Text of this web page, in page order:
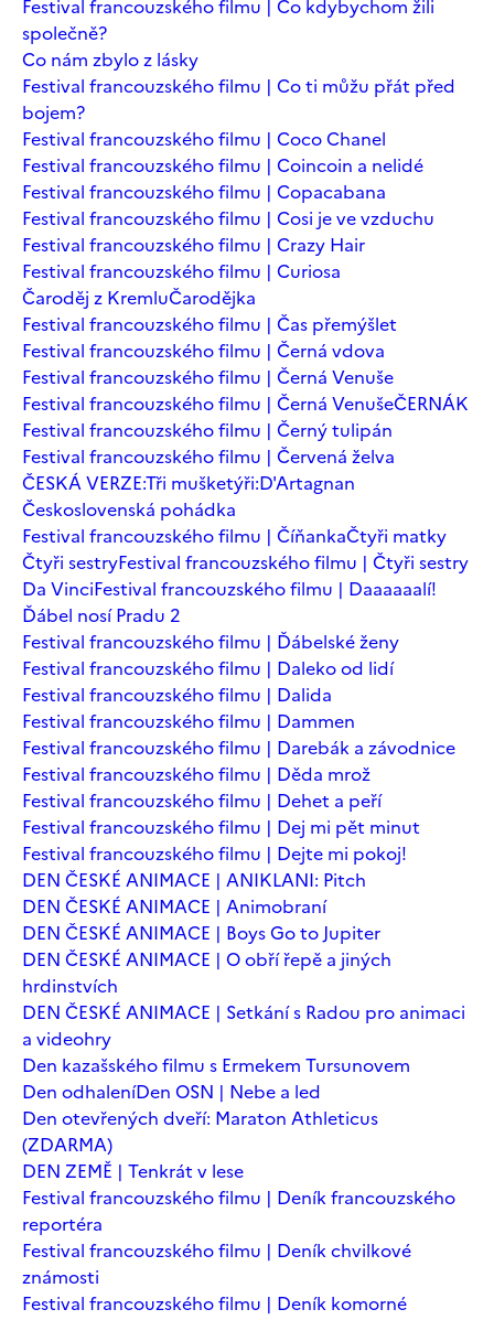
Festival francouzského filmu | Co kdybychom žili
společně?
Co nám zbylo z lásky
Festival francouzského filmu | Co ti můžu přát před
bojem?
Festival francouzského filmu | Coco Chanel
Festival francouzského filmu | Coincoin a nelidé
Festival francouzského filmu | Copacabana
Festival francouzského filmu | Cosi je ve vzduchu
Festival francouzského filmu | Crazy Hair
Festival francouzského filmu | Curiosa
Čaroděj z KremluČarodějka
Festival francouzského filmu | Čas přemýšlet
Festival francouzského filmu | Černá vdova
Festival francouzského filmu | Černá Venuše
Festival francouzského filmu | Černá VenušeČERNÁK
Festival francouzského filmu | Černý tulipán
Festival francouzského filmu | Červená želva
ČESKÁ VERZE:Tři mušketýři:D'Artagnan
Československá pohádka
Festival francouzského filmu | ČíňankaČtyři matky
Čtyři sestryFestival francouzského filmu | Čtyři sestry
Da VinciFestival francouzského filmu | Daaaaaalí!
Ďábel nosí Pradu 2
Festival francouzského filmu | Ďábelské ženy
Festival francouzského filmu | Daleko od lidí
Festival francouzského filmu | Dalida
Festival francouzského filmu | Dammen
Festival francouzského filmu | Darebák a závodnice
Festival francouzského filmu | Děda mrož
Festival francouzského filmu | Dehet a peří
Festival francouzského filmu | Dej mi pět minut
Festival francouzského filmu | Dejte mi pokoj!
DEN ČESKÉ ANIMACE | ANIKLANI: Pitch
DEN ČESKÉ ANIMACE | Animobraní
DEN ČESKÉ ANIMACE | Boys Go to Jupiter
DEN ČESKÉ ANIMACE | O obří řepě a jiných
hrdinstvích
DEN ČESKÉ ANIMACE | Setkání s Radou pro animaci
a videohry
Den kazašského filmu s Ermekem Tursunovem
Den odhaleníDen OSN | Nebe a led
Den otevřených dveří: Maraton Athleticus
(ZDARMA)
DEN ZEMĚ | Tenkrát v lese
Festival francouzského filmu | Deník francouzského
reportéra
Festival francouzského filmu | Deník chvilkové
známosti
Festival francouzského filmu | Deník komorné